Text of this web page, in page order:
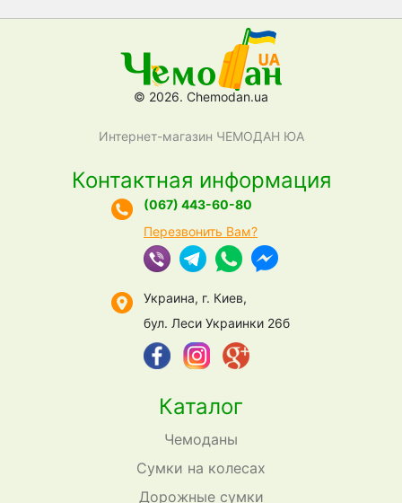
© 2026. Chemodan.ua
Интернет-магазин ЧЕМОДАН ЮА
Каталог
Чемоданы
Сумки на колесах
Дорожные сумки
Контактная информация
(067) 443-60-80
Перезвонить Вам?
Украина, г. Киев,
бул. Леси Украинки 26б